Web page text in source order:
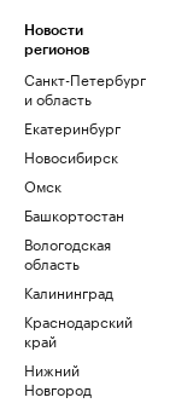
Новости
регионов
Санкт-Петербург
и область
Екатеринбург
Новосибирск
Омск
Башкортостан
Вологодская
область
Калининград
Краснодарский
край
Нижний
Новгород